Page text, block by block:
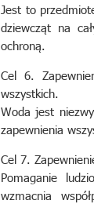
Jest to
dziewcząt na
ochroną.
Cel 6.
wszystkich.
Woda jest
zapewnienia
Cel 7.
Pomaganie
wzmacnia